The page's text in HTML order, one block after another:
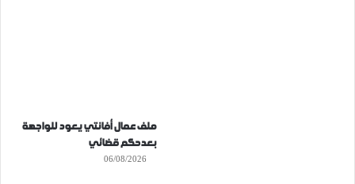
ملف عمال أفانتي يعود للواجهة
بعدحكم قضائي
06/08/2026